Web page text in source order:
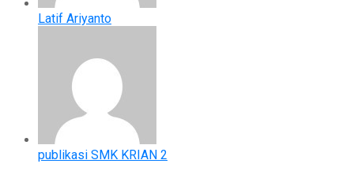
Latif Ariyanto
publikasi SMK KRIAN 2